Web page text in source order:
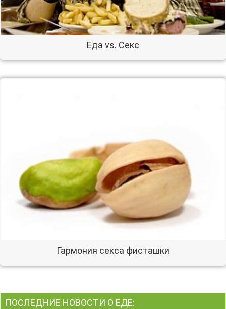
Еда vs. Секс
Гармония секса фисташки
ПОСЛЕДНИЕ НОВОСТИ О ЕДЕ: